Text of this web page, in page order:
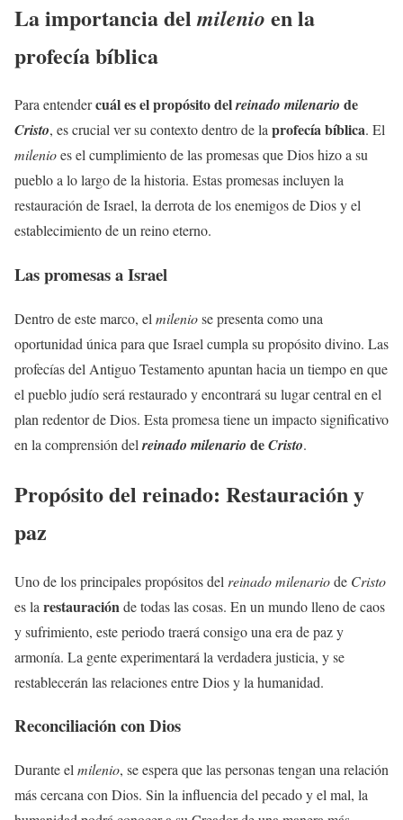
La importancia delmilenio en la
profecía bíblica
Para entendercuál es el propósito delreinado milenario de
Cristo, es crucial ver su contexto dentro de laprofecía bíblica. El
milenioes el cumplimiento de las promesas que Dios hizo a su
pueblo a lo largo de la historia. Estas promesas incluyen la
restauración de Israel, la derrota de los enemigos de Dios y el
establecimiento de un reino eterno.
Las promesas a Israel
Dentro de este marco, el mileniose presenta como una
oportunidad única para que Israel cumpla su propósito divino. Las
profecías del Antiguo Testamento apuntan hacia un tiempo en que
el pueblo judío será restaurado y encontrará su lugar central en el
plan redentor de Dios. Esta promesa tiene un impacto significativo
en la comprensión del reinado milenario deCristo.
Propósito del reinado: Restauración y
paz
Uno de los principales propósitos del reinado milenariode Cristo
es la restauraciónde todas las cosas. En un mundo lleno de caos
y sufrimiento, este periodo traerá consigo una era de paz y
armonía. La gente experimentará la verdadera justicia, y se
restablecerán las relaciones entre Dios y la humanidad.
Reconciliación con Dios
Durante el milenio, se espera que las personas tengan una relación
más cercana con Dios. Sin la influencia del pecado y el mal, la